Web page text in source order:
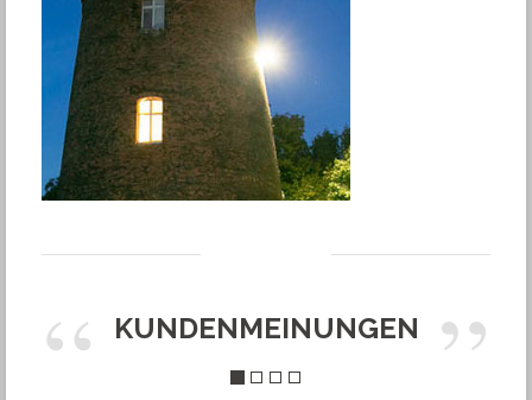
KUNDENMEINUNGEN